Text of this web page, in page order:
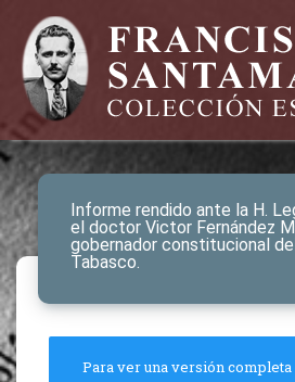
Informe rendido ante la H.
el doctor Victor Fernández
gobernador constitucional
Tabasco.
Para ver una versión